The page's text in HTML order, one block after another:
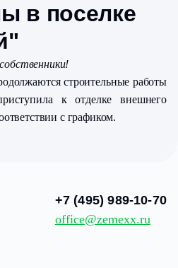
в поселке
строительные работы
к отделке внешнего
с графиком.
+7 (495) 989-10-70
office@zemexx.ru